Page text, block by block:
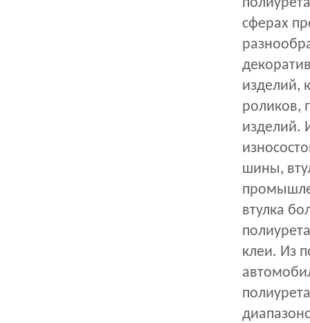
сферах
изделий,
роликов,
изделий.
шины,
втулка
клеи. Из